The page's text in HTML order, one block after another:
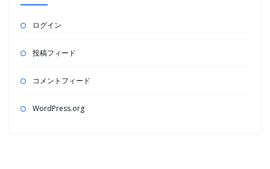
ログイン
投稿フィード
コメントフィード
WordPress.org